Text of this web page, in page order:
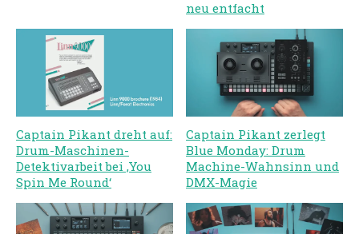
neu entfacht
Captain Pikant dreht auf:
Drum-Maschinen-
Detektivarbeit bei ‚You
Spin Me Round‘
Captain Pikant zerlegt
Blue Monday: Drum
Machine-Wahnsinn und
DMX-Magie